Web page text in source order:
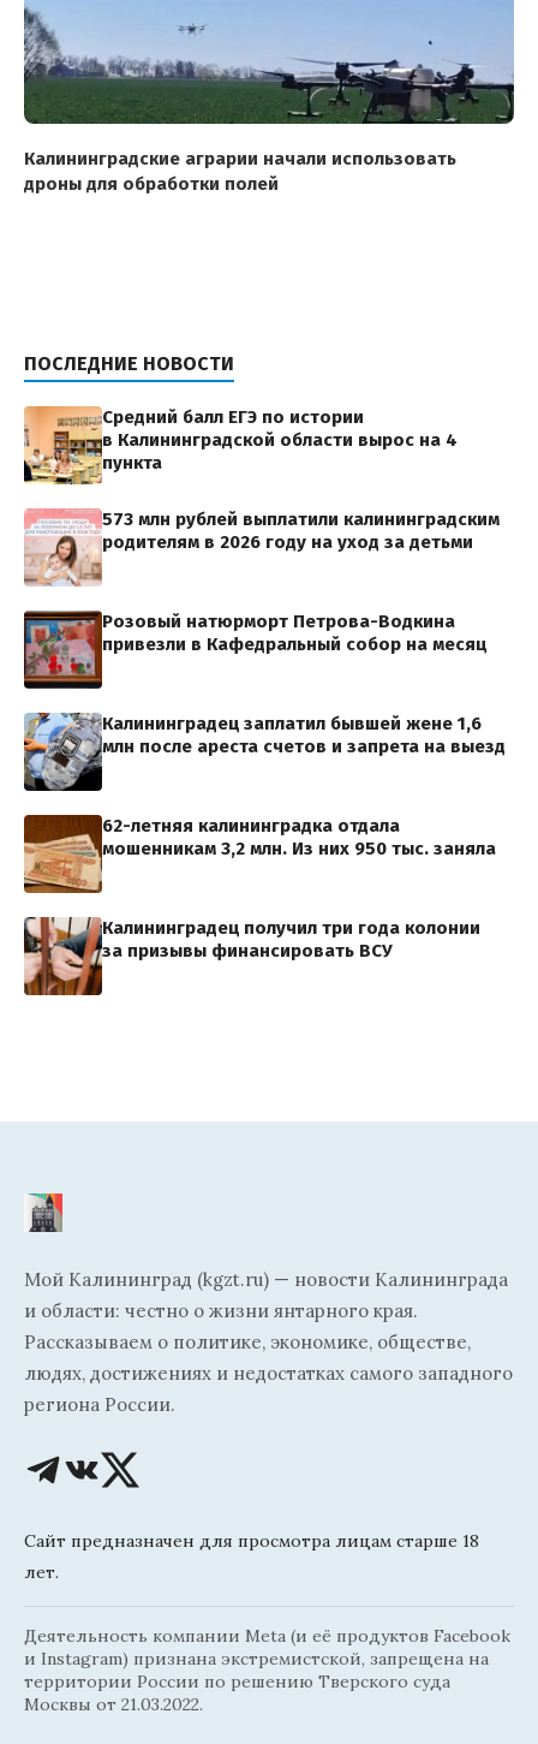
Калининградские аграрии начали использовать
дроны для обработки полей
ПОСЛЕДНИЕ НОВОСТИ
Средний балл ЕГЭ по истории
в Калининградской области вырос на 4
пункта
573 млн рублей выплатили калининградским
родителям в 2026 году на уход за детьми
Розовый натюрморт Петрова-Водкина
привезли в Кафедральный собор на месяц
Калининградец заплатил бывшей жене 1,6
млн после ареста счетов и запрета на выезд
62-летняя калининградка отдала
мошенникам 3,2 млн. Из них 950 тыс. заняла
Калининградец получил три года колонии
за призывы финансировать ВСУ
Мой Калининград (kgzt.ru) — новости Калининграда
и области: честно о жизни янтарного края.
Рассказываем о политике, экономике, обществе,
людях, достижениях и недостатках самого западного
региона России.
Сайт предназначен для просмотра лицам старше 18
лет.
Деятельность компании Meta (и её продуктов Facebook
и Instagram) признана экстремистской, запрещена на
территории России по решению Тверского суда
Москвы от 21.03.2022.